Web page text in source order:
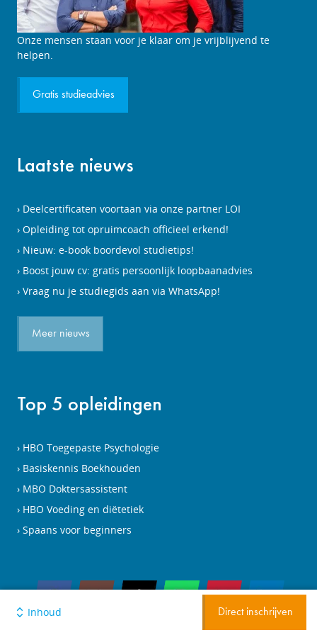
Inhoud Direct inschrijven
Studieadviesgesprek
aanvragen
Onze mensen staan voor je klaar om je vrijblijvend te
helpen.
Gratis studieadvies
Laatste nieuws
Deelcertificaten voortaan via onze partner LOI
Opleiding tot opruimcoach officieel erkend!
Nieuw: e-book boordevol studietips!
Boost jouw cv: gratis persoonlijk loopbaanadvies
Vraag nu je studiegids aan via WhatsApp!
Meer nieuws
Top 5 opleidingen
HBO Toegepaste Psychologie
Basiskennis Boekhouden
MBO Doktersassistent
HBO Voeding en diëtetiek
Spaans voor beginners